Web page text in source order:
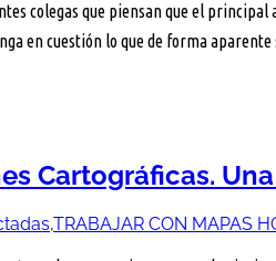
colegas que piensan que el
en cuestión lo que de forma
Cartográficas.
,TRABAJAR CON MAPAS